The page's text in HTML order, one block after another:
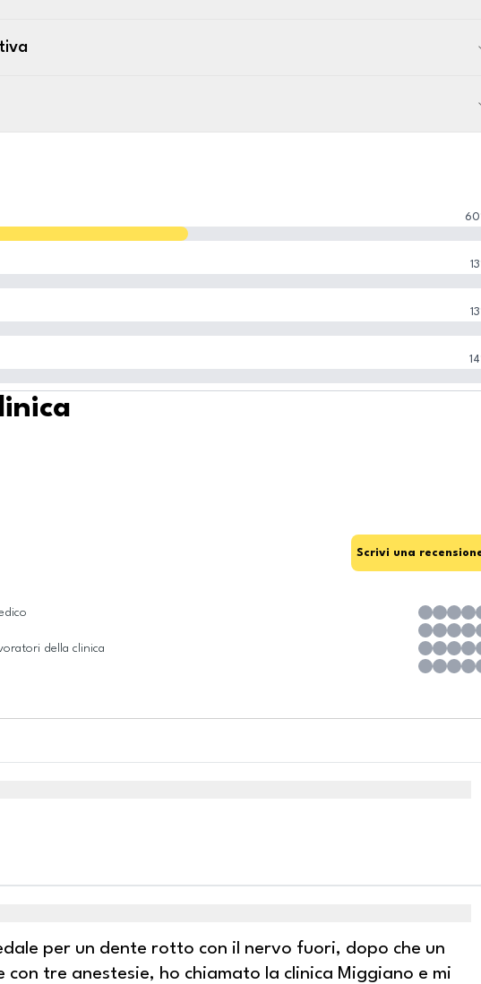
60
13
13
14
Scrivi una
della clinica
per un dente rotto con il nervo fuori, dopo che un
tre anestesie, ho chiamato la clinica Miggiano e mi